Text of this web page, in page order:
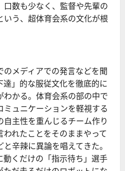
数も少なく、監督や先輩の
う、超体育会系の文化が根
メディアでの発言などを聞
達」的な服従文化を徹底的に
かる。体育会系の部の中で
ュニケーションを軽視する
主性を重んじるチーム作り
れたことをそのままやって
辛辣に異論を唱えてきた。
動くだけの「指示待ち」選手